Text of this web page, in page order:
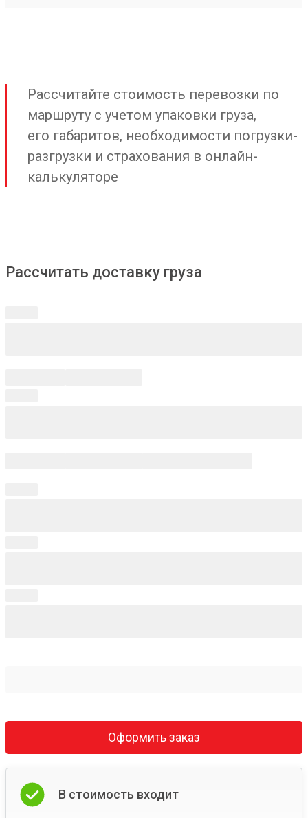
Рассчитайте стоимость перевозки по
маршруту с учетом упаковки груза,
его габаритов, необходимости погрузки-
разгрузки и страхования в онлайн-
калькуляторе
Рассчитать доставку груза
Оформить заказ
В стоимость входит